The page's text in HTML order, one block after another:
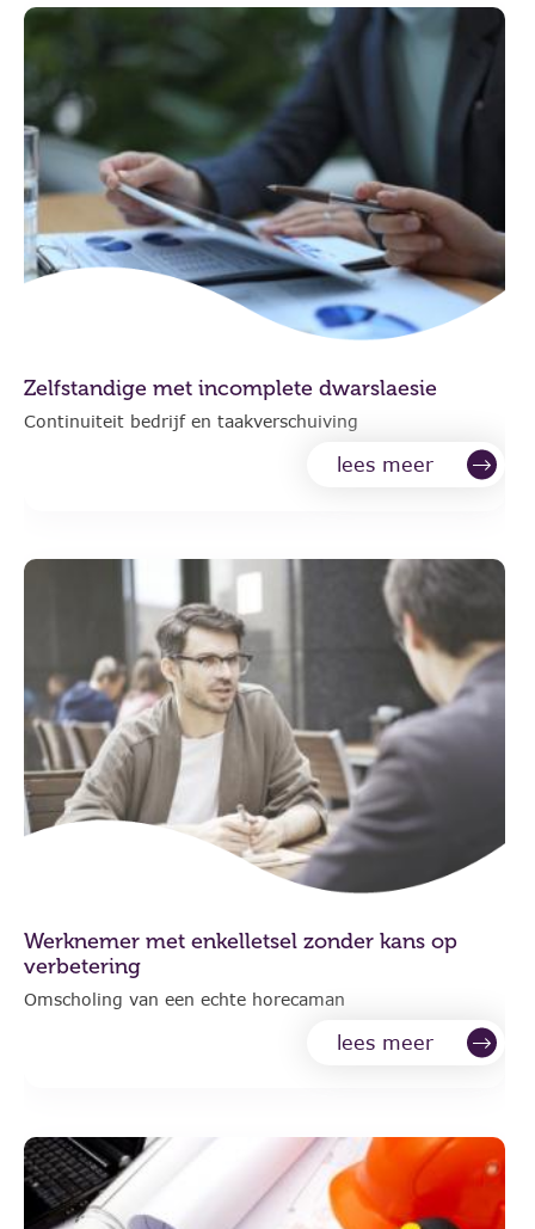
Zelfstandige met incomplete dwarslaesie
Continuiteit bedrijf en taakverschuiving
lees meer
Werknemer met enkelletsel zonder kans op
verbetering
Omscholing van een echte horecaman
lees meer